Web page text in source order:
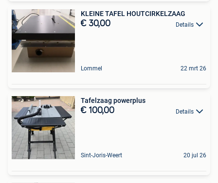
KLEINE TAFEL HOUTCIRKELZAAG
€ 30,00 Details
Lommel 22 mrt 26
Tafelzaag powerplus
€ 100,00 Details
Sint-Joris-Weert 20 jul 26